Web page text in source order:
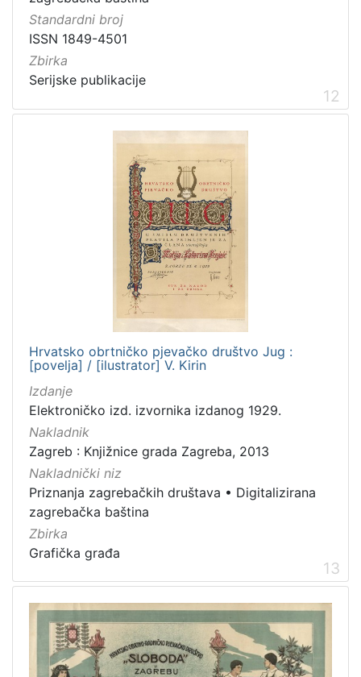
Standardni broj
ISSN 1849-4501
Zbirka
Serijske publikacije
12
Hrvatsko obrtničko pjevačko društvo Jug :
[povelja] / [ilustrator] V. Kirin
Izdanje
Elektroničko izd. izvornika izdanog 1929.
Nakladnik
Zagreb : Knjižnice grada Zagreba, 2013
Nakladnički niz
Priznanja zagrebačkih društava • Digitalizirana
zagrebačka baština
Zbirka
Grafička građa
13